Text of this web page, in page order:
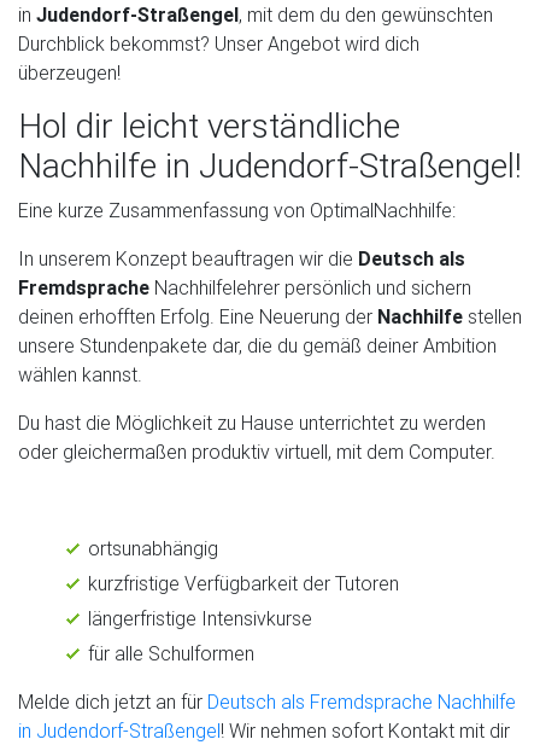
in Judendorf-Straßengel, mit dem du den gewünschten
Durchblick bekommst? Unser Angebot wird dich
überzeugen!
Hol dir leicht verständliche
Nachhilfe in Judendorf-Straßengel!
Eine kurze Zusammenfassung von OptimalNachhilfe:
In unserem Konzept beauftragen wir die Deutsch als
Fremdsprache Nachhilfelehrer persönlich und sichern
deinen erhofften Erfolg. Eine Neuerung der Nachhilfe stellen
unsere Stundenpakete dar, die du gemäß deiner Ambition
wählen kannst.
Du hast die Möglichkeit zu Hause unterrichtet zu werden
oder gleichermaßen produktiv virtuell, mit dem Computer.
ortsunabhängig
kurzfristige Verfügbarkeit der Tutoren
längerfristige Intensivkurse
für alle Schulformen
Melde dich jetzt an für Deutsch als Fremdsprache Nachhilfe
in Judendorf-Straßengel! Wir nehmen sofort Kontakt mit dir